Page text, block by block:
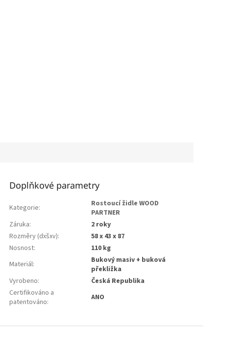
Doplňkové parametry
Kategorie:
Rostoucí židle WOOD
PARTNER
Záruka:
2 roky
Rozměry (dxšxv):
58 x 43 x 87
Nosnost:
110 kg
Materiál:
Bukový masiv + buková
překližka
Vyrobeno:
Česká Republika
Certifikováno a
patentováno: ANO